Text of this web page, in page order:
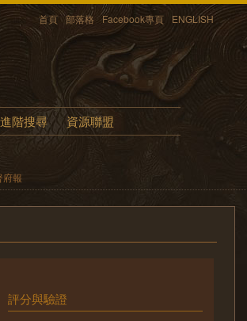
首頁 部落格 Facebook專頁 ENGLISH
進階搜尋 資源聯盟
府報
評分與驗證